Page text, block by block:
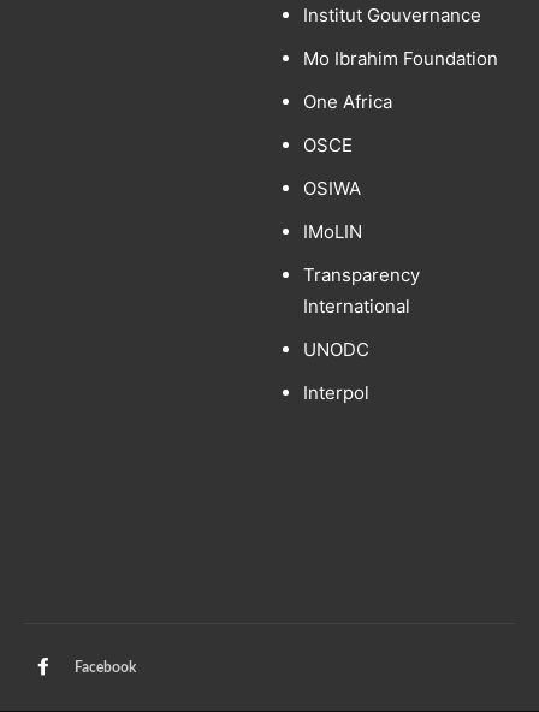
Institut Gouvernance
Mo Ibrahim Foundation
One Africa
OSCE
OSIWA
IMoLIN
Transparency
International
UNODC
Interpol
Facebook